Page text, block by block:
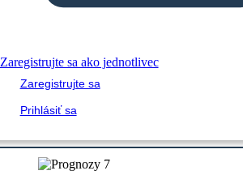
Zaregistrujte sa ako jednotlivec
Zaregistrujte sa
Prihlásiť sa